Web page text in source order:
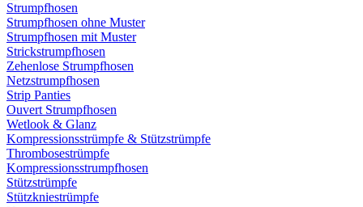
Strumpfhosen
Strumpfhosen ohne Muster
Strumpfhosen mit Muster
Strickstrumpfhosen
Zehenlose Strumpfhosen
Netzstrumpfhosen
Strip Panties
Ouvert Strumpfhosen
Wetlook & Glanz
Kompressionsstrümpfe & Stützstrümpfe
Thrombosestrümpfe
Kompressionsstrumpfhosen
Stützstrümpfe
Stützkniestrümpfe